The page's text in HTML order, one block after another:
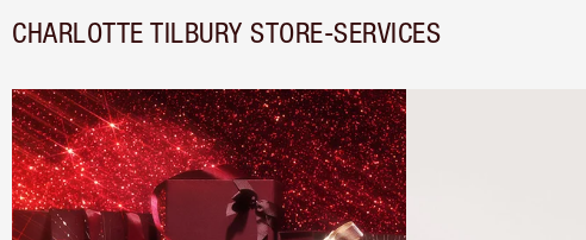
CHARLOTTE TILBURY STORE-SERVICES